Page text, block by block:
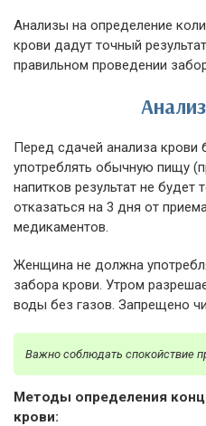
Анализы на определение
крови дадут точный
правильном проведении
Перед сдачей анализа крови
употреблять обычную пищу
напитков результат не будет
отказаться на 3 дня от
медикаментов.
Женщина не должна
забора крови. Утром
воды без газов. Запрещено
Важно соблюдать спокойствие
Методы определения
крови: